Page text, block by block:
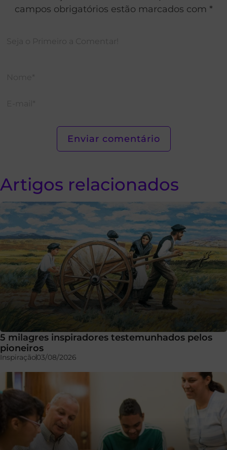
campos obrigatórios estão marcados com *
Artigos relacionados
5 milagres inspiradores testemunhados pelos
pioneiros
Inspiração03/08/2026